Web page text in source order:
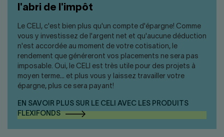
l'abri de l'impôt
Le CELI, c'est bien plus qu'un compte d'épargne! Comme
vous y investissez de l'argent net et qu'aucune déduction
n'est accordée au moment de votre cotisation, le
rendement que généreront vos placements ne sera pas
imposable. Oui, le CELI est très utile pour des projets à
moyen terme… et plus vous y laissez travailler votre
épargne, plus ce sera payant!
EN SAVOIR PLUS SUR LE CELI AVEC LES PRODUITS
FLEXIFONDS